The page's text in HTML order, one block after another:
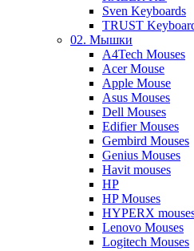
Sven Keyboards
TRUST
02. Мышки
A4Tech Mouses
Acer Mouse
Apple Mouse
Asus Mouses
Dell Mouses
Edifier Mouses
Gembird Mouses
Genius Mouses
Havit mouses
HP
HP Mouses
HYPERX
Lenovo Mouses
Logitech Mouses